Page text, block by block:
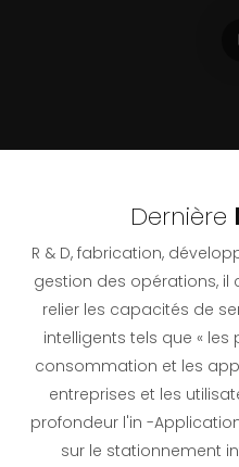
Dernière
R & D, fabrication,
gestion des opérations, il
relier les capacités de
intelligents tels que « les
consommation et les
entreprises et les
profondeur l'in -
sur le stationnement